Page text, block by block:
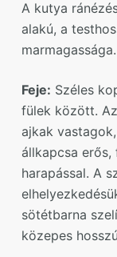
A kutya
alakú, a
marmagassága.
Feje: Széles
fülek között.
ajkak
állkapcsa
harapással. A
sötétbarna
közepes